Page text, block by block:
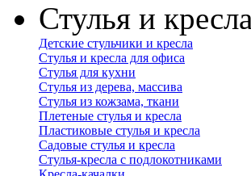
Стулья и кресла
Детские стульчики и кресла
Стулья и кресла для офиса
Стулья для кухни
Стулья из дерева, массива
Стулья из кожзама, ткани
Плетеные стулья и кресла
Пластиковые стулья и кресла
Садовые стулья и кресла
Стулья-кресла с подлокотниками